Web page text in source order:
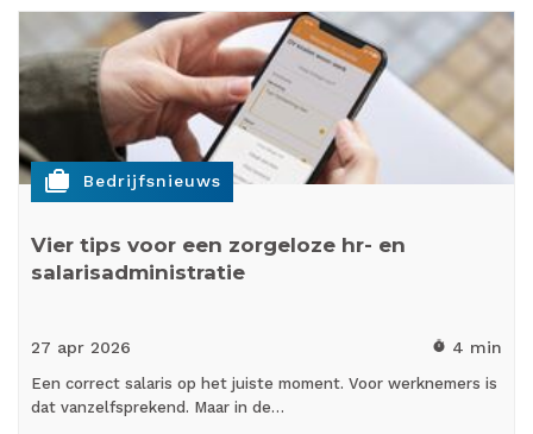
cases Bedrijfsnieuws
Vier tips voor een zorgeloze hr- en
salarisadministratie
27 apr 2026 timer 4 min
Een correct salaris op het juiste moment. Voor werknemers is
dat vanzelfsprekend. Maar in de…